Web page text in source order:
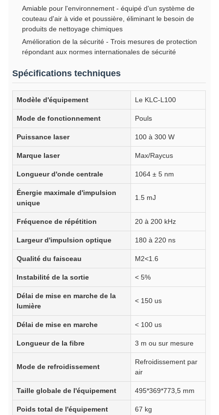
Amiable pour l'environnement - équipé d'un système de
couteau d'air à vide et poussière, éliminant le besoin de
produits de nettoyage chimiques
Amélioration de la sécurité - Trois mesures de protection
répondant aux normes internationales de sécurité
Spécifications techniques
Modèle d'équipement Le KLC-L100
Mode de fonctionnement Pouls
Puissance laser 100 à 300 W
Marque laser Max/Raycus
Longueur d'onde centrale 1064 ± 5 nm
Énergie maximale d'impulsion
unique
1.5 mJ
Fréquence de répétition 20 à 200 kHz
Largeur d'impulsion optique 180 à 220 ns
Qualité du faisceau M2<1.6
Instabilité de la sortie < 5%
Délai de mise en marche de la
lumière
< 150 us
Délai de mise en marche < 100 us
Longueur de la fibre 3 m ou sur mesure
Mode de refroidissement
Refroidissement par
air
Taille globale de l'équipement 495*369*773,5 mm
Poids total de l'équipement 67 kg